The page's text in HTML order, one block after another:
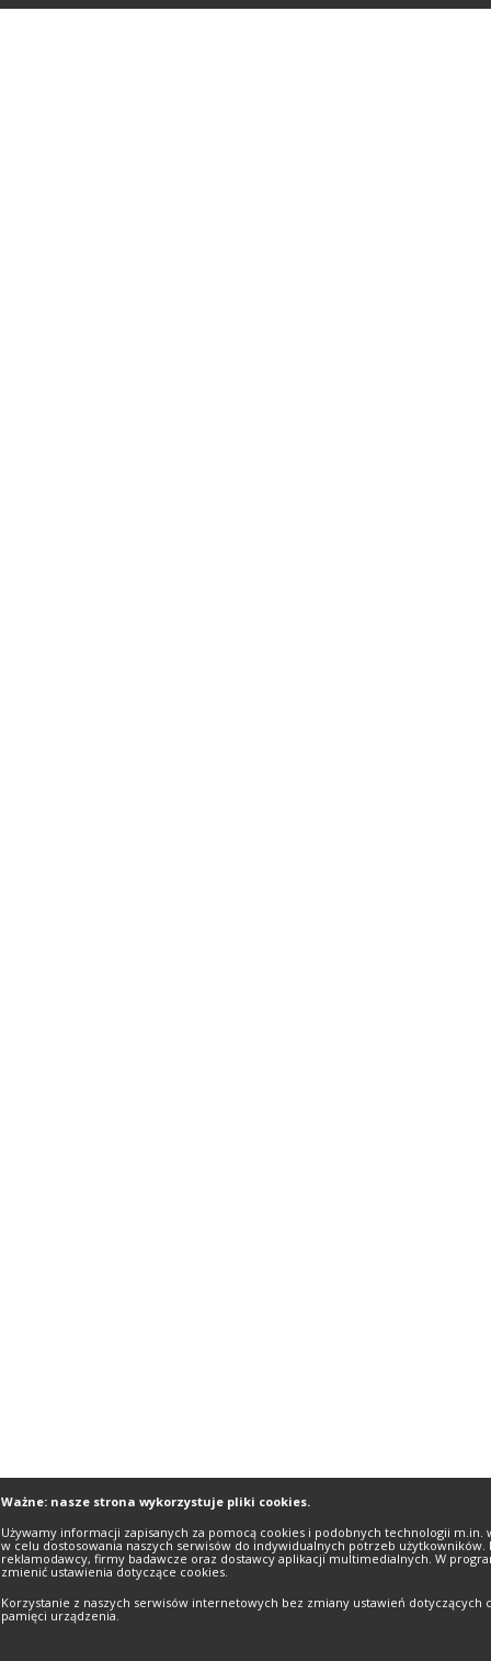
Ważne: nasze strona wykorzystuje pliki cookies.
Używamy informacji zapisanych za pomocą cookies i podobnych technologii
w celu dostosowania naszych serwisów do indywidualnych potrzeb użytkowników.
reklamodawcy, firmy badawcze oraz dostawcy aplikacji multimedialnych. W
zmienić ustawienia dotyczące cookies.
Korzystanie z naszych serwisów internetowych bez zmiany ustawień dotyczących
pamięci urządzenia.